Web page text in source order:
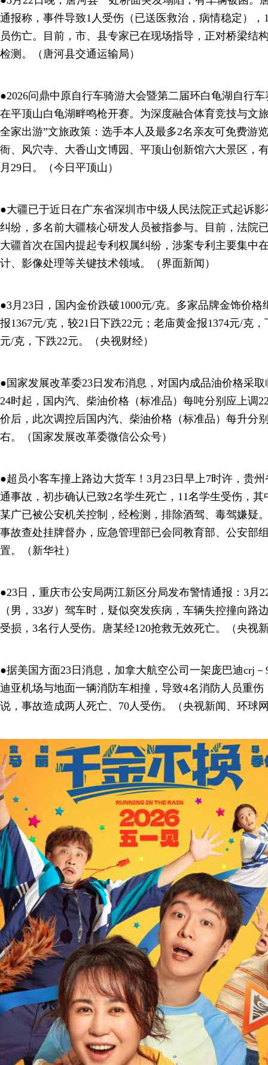
通报称，事件导致1人受伤（已送医救治，病情稳定）
员伤亡。目前，市、县专家已在现场指导，正对桥梁结
检测。（唐河县交通运输局）
●2026问鼎中原自行车骑游大会暨第二届环白龟湖自行
在平顶山白龟湖畔鸣枪开赛。为深度融合体育竞技与文
全家出游”文旅政策：选手本人及最多2名亲友可免费游
衙、风穴寺、大香山文博园、平顶山创新馆六大景区，
月29日。（今日平顶山）
●大疆已于近日在广东省深圳市中级人民法院正式起诉
纠纷，多名前大疆核心研发人员被指参与。目前，法院
大疆首次在国内提起专利权属纠纷，涉案专利主要集中
计、影像处理等关键技术领域。（界面新闻）
●3月23日，国内金价跌破1000元/克。多家品牌金饰价
报1367元/克，较21日下跌22元；老庙黄金报1374元/克
元/克，下跌22元。（央视财经）
●国家发展改革委23日发布消息，对国内成品油价格采
24时起，国内汽、柴油价格（标准品）每吨分别应上调
价后，此次调控后国内汽、柴油价格（标准品）每升分
右。（国家发展改革委微信公众号）
●超员小客车撞上路边大货车！3月23日早上7时许，贵
通事故，初步确认已致2名学生死亡，11名学生受伤，
某广已被公安机关控制，经检测，排除酒驾、毒驾嫌疑
事故查处挂牌督办，应急管理部已会同教育部、公安部
置。（新华社）
●23日，重庆市公安局两江新区分局发布警情通报：3月
（男，33岁）驾车时，疑似突发疾病，车辆失控撞向路
受损，3名行人受伤。唐某经120抢救无效死亡。（央视
●据美国方面23日消息，加拿大航空公司一架庞巴迪crj
迪亚机场与地面一辆消防车相撞，导致4名消防人员重
说，事故造成两人死亡、70人受伤。（央视新闻、环球